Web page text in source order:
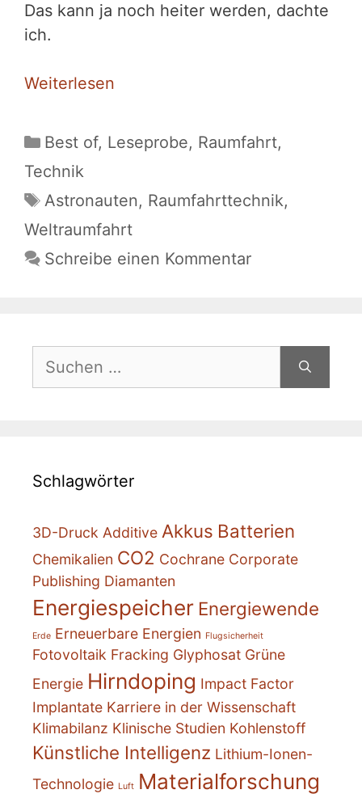
Das kann ja noch heiter werden, dachte
ich.
Weiterlesen
Kategorien
Best of, Leseprobe, Raumfahrt,
Technik
Schlagwörter
Astronauten, Raumfahrttechnik,
Weltraumfahrt
Schreibe einen Kommentar
nach:
Schlagwörter
3D-Druck Additive Akkus Batterien
Chemikalien CO2 Cochrane Corporate
Publishing Diamanten
Energiespeicher Energiewende
Erde Erneuerbare Energien Flugsicherheit
Fotovoltaik Fracking Glyphosat Grüne
Energie Hirndoping Impact Factor
Implantate Karriere in der Wissenschaft
Klimabilanz Klinische Studien Kohlenstoff
Künstliche Intelligenz Lithium-Ionen-
Technologie Luft Materialforschung